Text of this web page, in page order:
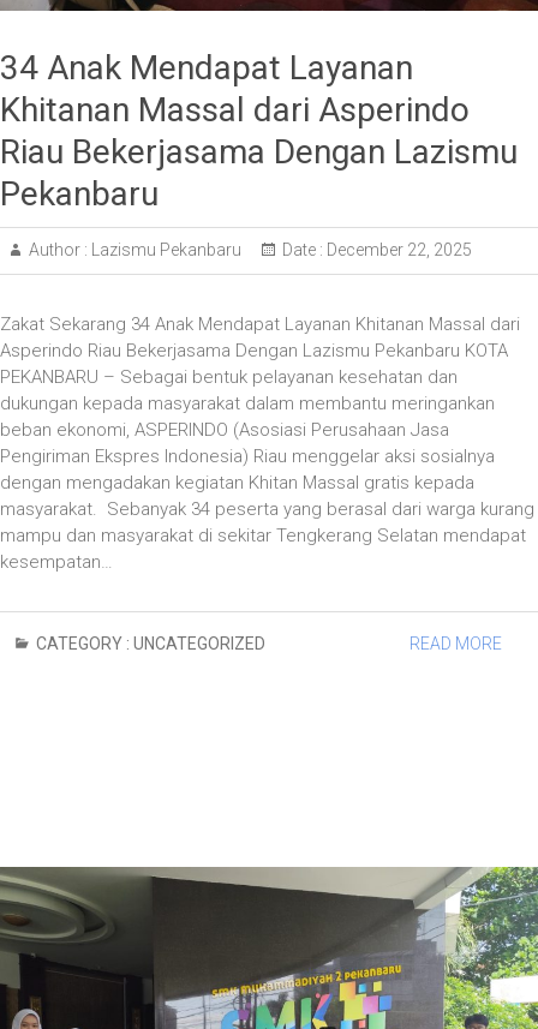
34 Anak Mendapat Layanan
Khitanan Massal dari Asperindo
Riau Bekerjasama Dengan Lazismu
Pekanbaru
Author : Lazismu Pekanbaru Date : December 22, 2025
Zakat Sekarang 34 Anak Mendapat Layanan Khitanan Massal dari
Asperindo Riau Bekerjasama Dengan Lazismu Pekanbaru KOTA
PEKANBARU – Sebagai bentuk pelayanan kesehatan dan
dukungan kepada masyarakat dalam membantu meringankan
beban ekonomi, ASPERINDO (Asosiasi Perusahaan Jasa
Pengiriman Ekspres Indonesia) Riau menggelar aksi sosialnya
dengan mengadakan kegiatan Khitan Massal gratis kepada
masyarakat. Sebanyak 34 peserta yang berasal dari warga kurang
mampu dan masyarakat di sekitar Tengkerang Selatan mendapat
kesempatan…
CATEGORY : UNCATEGORIZED READ MORE